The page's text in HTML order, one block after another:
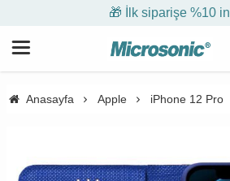
🎁 İlk siparişe %10
Anasayfa Apple iPhone 12 Pro